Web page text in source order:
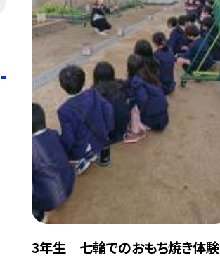
3年生 七輪でのおもち焼き体験